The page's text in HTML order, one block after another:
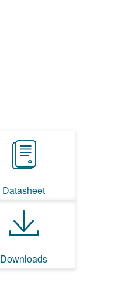
Datasheet
Downloads